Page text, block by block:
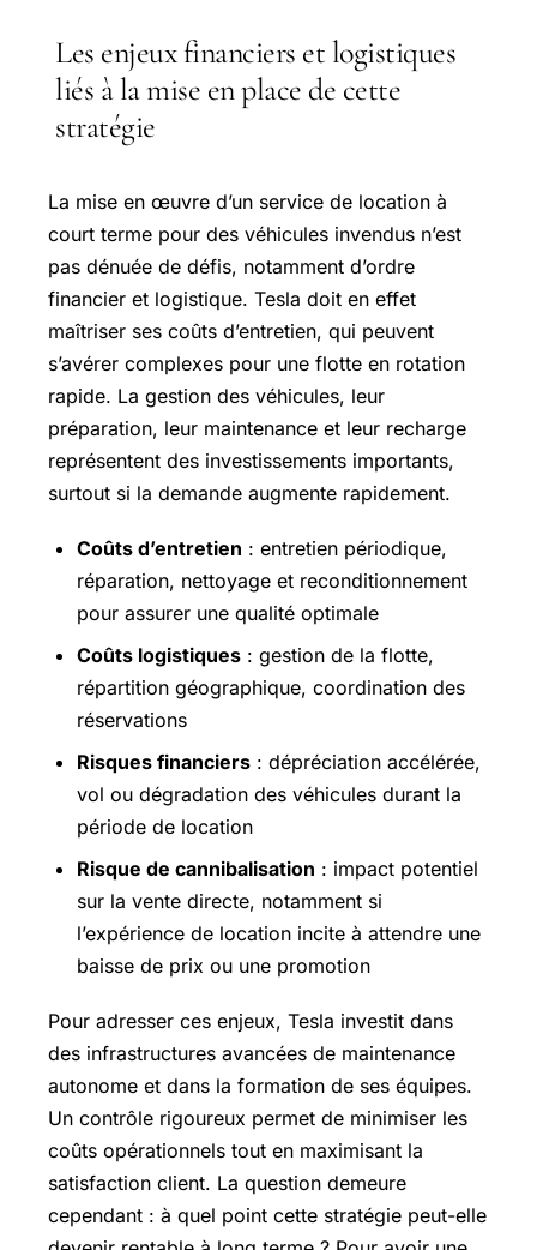
Les enjeux financiers et logistiques
liés à la mise en place de cette
stratégie
La mise en œuvre d’un service de location à
court terme pour des véhicules invendus n’est
pas dénuée de défis, notamment d’ordre
financier et logistique. Tesla doit en effet
maîtriser ses coûts d’entretien, qui peuvent
s’avérer complexes pour une flotte en rotation
rapide. La gestion des véhicules, leur
préparation, leur maintenance et leur recharge
représentent des investissements importants,
surtout si la demande augmente rapidement.
Coûts d’entretien : entretien périodique,
réparation, nettoyage et reconditionnement
pour assurer une qualité optimale
Coûts logistiques : gestion de la flotte,
répartition géographique, coordination des
réservations
Risques financiers : dépréciation accélérée,
vol ou dégradation des véhicules durant la
période de location
Risque de cannibalisation : impact potentiel
sur la vente directe, notamment si
l’expérience de location incite à attendre une
baisse de prix ou une promotion
Pour adresser ces enjeux, Tesla investit dans
des infrastructures avancées de maintenance
autonome et dans la formation de ses équipes.
Un contrôle rigoureux permet de minimiser les
coûts opérationnels tout en maximisant la
satisfaction client. La question demeure
cependant : à quel point cette stratégie peut-elle